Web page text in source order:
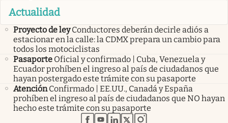
Actualidad
Proyecto de ley Conductores deberán decirle adiós a
estacionar en la calle: la CDMX prepara un cambio para
todos los motociclistas
Pasaporte Oficial y confirmado | Cuba, Venezuela y
Ecuador prohíben el ingreso al país de ciudadanos que
hayan postergado este trámite con su pasaporte
Atención Confirmado | EE.UU., Canadá y España
prohíben el ingreso al país de ciudadanos que NO hayan
hecho este trámite con su pasaporte
abre en nueva pestaña
abre en nueva pestaña
abre en nueva pestaña
abre en nueva pestaña
abre en nueva pestaña